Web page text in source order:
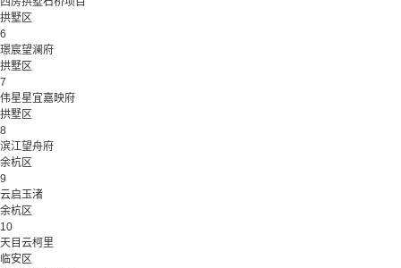
拱墅区
6
璟宸望澜府
拱墅区
7
伟星星宜嘉映府
拱墅区
8
滨江望舟府
余杭区
9
云启玉渚
余杭区
10
天目云柯里
临安区